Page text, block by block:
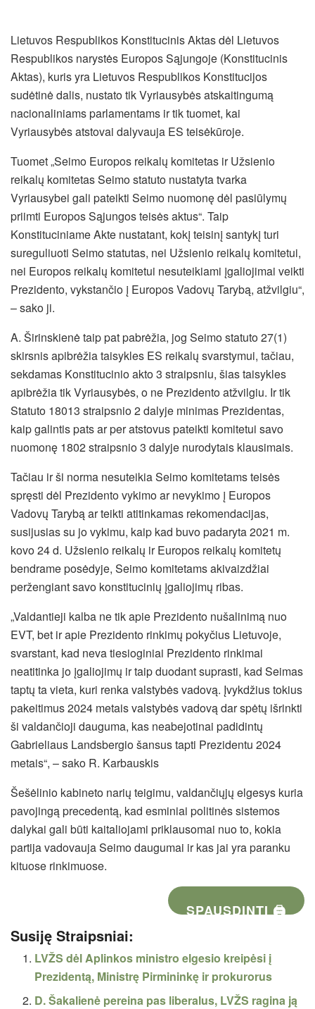
Lietuvos Respublikos Konstitucinis Aktas dėl Lietuvos
Respublikos narystės Europos Sąjungoje (Konstitucinis
Aktas), kuris yra Lietuvos Respublikos Konstitucijos
sudėtinė dalis, nustato tik Vyriausybės atskaitingumą
nacionaliniams parlamentams ir tik tuomet, kai
Vyriausybės atstovai dalyvauja ES teisėkūroje.
Tuomet „Seimo Europos reikalų komitetas ir Užsienio
reikalų komitetas Seimo statuto nustatyta tvarka
Vyriausybei gali pateikti Seimo nuomonę dėl pasiūlymų
priimti Europos Sąjungos teisės aktus“. Taip
Konstituciniame Akte nustatant, kokį teisinį santykį turi
sureguliuoti Seimo statutas, nei Užsienio reikalų komitetui,
nei Europos reikalų komitetui nesuteikiami įgaliojimai veikti
Prezidento, vykstančio į Europos Vadovų Tarybą, atžvilgiu“,
– sako ji.
A. Širinskienė taip pat pabrėžia, jog Seimo statuto 27(1)
skirsnis apibrėžia taisykles ES reikalų svarstymui, tačiau,
sekdamas Konstitucinio akto 3 straipsniu, šias taisykles
apibrėžia tik Vyriausybės, o ne Prezidento atžvilgiu. Ir tik
Statuto 18013 straipsnio 2 dalyje minimas Prezidentas,
kaip galintis pats ar per atstovus pateikti komitetui savo
nuomonę 1802 straipsnio 3 dalyje nurodytais klausimais.
Tačiau ir ši norma nesuteikia Seimo komitetams teisės
spręsti dėl Prezidento vykimo ar nevykimo į Europos
Vadovų Tarybą ar teikti atitinkamas rekomendacijas,
susijusias su jo vykimu, kaip kad buvo padaryta 2021 m.
kovo 24 d. Užsienio reikalų ir Europos reikalų komitetų
bendrame posėdyje, Seimo komitetams akivaizdžiai
peržengiant savo konstitucinių įgaliojimų ribas.
„Valdantieji kalba ne tik apie Prezidento nušalinimą nuo
EVT, bet ir apie Prezidento rinkimų pokyčius Lietuvoje,
svarstant, kad neva tiesioginiai Prezidento rinkimai
neatitinka jo įgaliojimų ir taip duodant suprasti, kad Seimas
taptų ta vieta, kuri renka valstybės vadovą. Įvykdžius tokius
pakeitimus 2024 metais valstybės vadovą dar spėtų išrinkti
ši valdančioji dauguma, kas neabejotinai padidintų
Gabrieliaus Landsbergio šansus tapti Prezidentu 2024
metais“, – sako R. Karbauskis
Šešėlinio kabineto narių teigimu, valdančiųjų elgesys kuria
pavojingą precedentą, kad esminiai politinės sistemos
dalykai gali būti kaitaliojami priklausomai nuo to, kokia
partija vadovauja Seimo daugumai ir kas jai yra paranku
kituose rinkimuose.
SPAUSDINTI 🖨
Susiję Straipsniai:
LVŽS dėl Aplinkos ministro elgesio kreipėsi į
Prezidentą, Ministrę Pirmininkę ir prokurorus
D. Šakalienė pereina pas liberalus, LVŽS ragina ją